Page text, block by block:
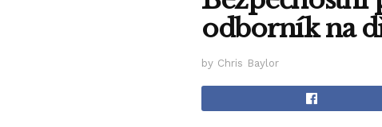
odborník na
by Chris Baylor